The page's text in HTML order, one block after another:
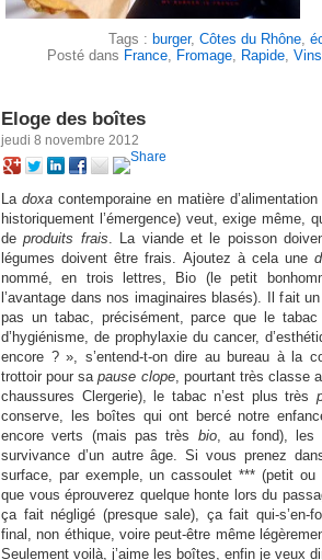
Tags : burger, Côtes du Rhône
Posté dans France Fromage Rapide Vins
Eloge des boîtes
jeudi 8 novembre 2012
Ladoxa contemporaine en matière
historiquement l’émergence) veut, exige même,
deproduits frais . La viande et le poisson
légumes doivent être frais. Ajoutez à cela une
nommé, en trois lettres, Bio (le petit
l’avantage dans nos imaginaires blasés). Il fait
pas un tabac, précisément, parce que le
d’hygiénisme, de prophylaxie du cancer,
encore ? », s’entend-t-on dire au bureau à la
trottoir pour sapause clope, pourtant très classe
chaussures Clergerie), le tabac n’est plus très
conserve, les boîtes qui ont bercé notre
encore verts (mais pas très bio, au fond), les
survivance d’un autre âge. Si vous prenez
surface, par exemple, un cassoulet *** (petit
que vous éprouverez quelque honte lors du
ça fait négligé (presque sale), ça fait qui-s’en-
final, non éthique, voire peut-être même
Seulement voilà, j’aime les boîtes, enfin je veux